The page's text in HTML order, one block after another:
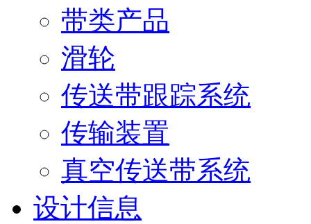
带类产品
滑轮
传送带跟踪系统
传输装置
真空传送带系统
设计信息